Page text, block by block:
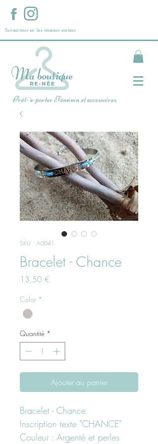
Suivez-nous sur les réseaux sociaux
Prêt- à-porter Féminin et accessoires
SKU : A0041
Bracelet - Chance
13,50 €
Color *
Quantité *
Ajouter au panier
Bracelet - Chance.
Inscription texte "CHANCE"
Couleur : Argenté et perles